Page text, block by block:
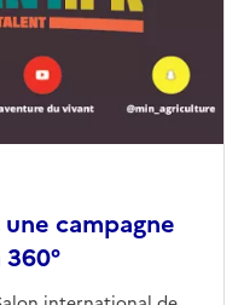
campagne